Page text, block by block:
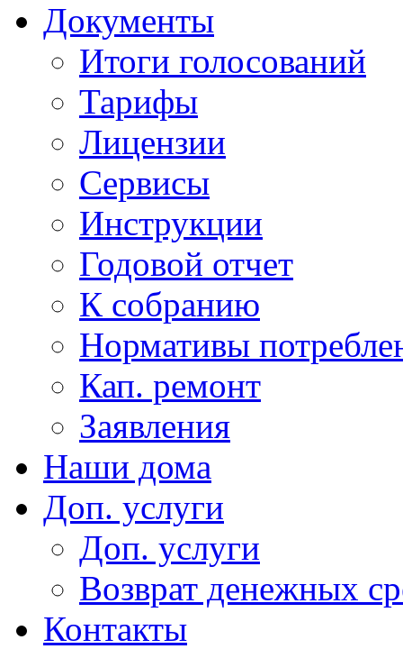
Документы
Итоги голосований
Тарифы
Лицензии
Сервисы
Инструкции
Годовой отчет
К собранию
Нормативы
Кап. ремонт
Заявления
Наши дома
Доп. услуги
Доп. услуги
Возврат денежных
Контакты